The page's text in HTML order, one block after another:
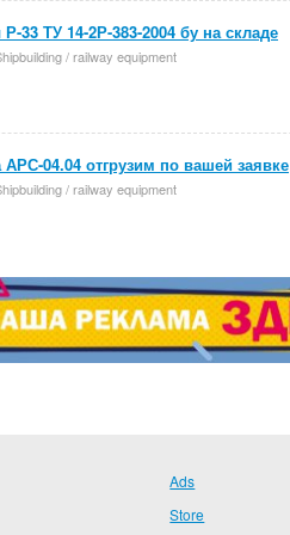
33 ТУ 14-2Р-383-2004 бу на складе
/ railway equipment
04.04 отгрузим по вашей заявке
/ railway equipment
Ads
Store